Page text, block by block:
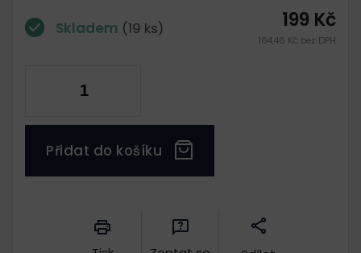
199 Kč
164,46 Kč bez DPH
Skladem (19 ks)
Přidat do košíku